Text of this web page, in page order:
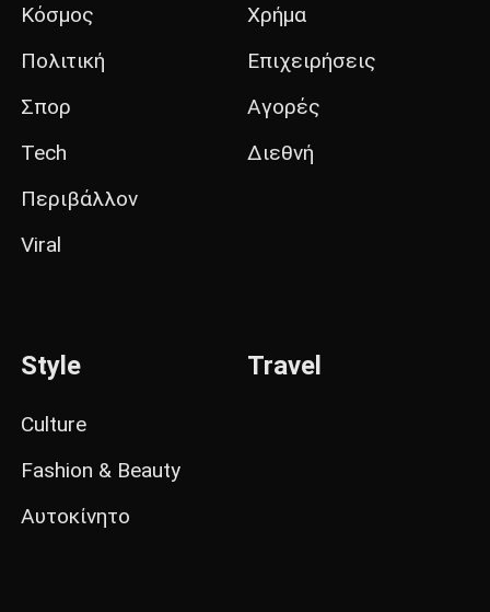
Κόσμος
Πολιτική
Σπορ
Tech
Περιβάλλον
Viral
Χρήμα
Επιχειρήσεις
Αγορές
Διεθνή
Style
Culture
Fashion & Beauty
Αυτοκίνητο
Travel